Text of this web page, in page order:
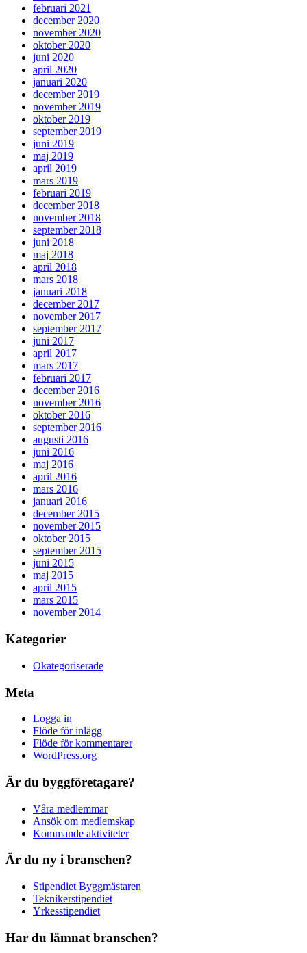
februari 2021
december 2020
november 2020
oktober 2020
juni 2020
april 2020
januari 2020
december 2019
november 2019
oktober 2019
september 2019
juni 2019
maj 2019
april 2019
mars 2019
februari 2019
december 2018
november 2018
september 2018
juni 2018
maj 2018
april 2018
mars 2018
januari 2018
december 2017
november 2017
september 2017
juni 2017
april 2017
mars 2017
februari 2017
december 2016
november 2016
oktober 2016
september 2016
augusti 2016
juni 2016
maj 2016
april 2016
mars 2016
januari 2016
december 2015
november 2015
oktober 2015
september 2015
juni 2015
maj 2015
april 2015
mars 2015
november 2014
Kategorier
Okategoriserade
Meta
Logga in
Flöde för inlägg
Flöde för kommentarer
WordPress.org
Är du byggföretagare?
Våra medlemmar
Ansök om medlemskap
Kommande aktiviteter
Är du ny i branschen?
Stipendiet Byggmästaren
Teknikerstipendiet
Yrkesstipendiet
Har du lämnat branschen?